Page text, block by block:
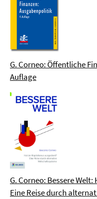
G. Corneo: Öffentliche
Auflage
G. Corneo: Bessere
Eine Reise durch